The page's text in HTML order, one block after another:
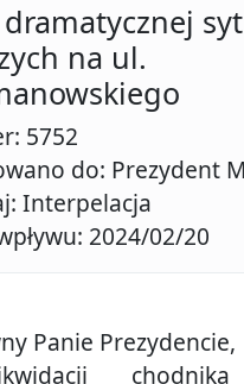
na ul.
5752
do: Prezydent
Interpelacja
2024/02/20
Panie Prezydencie,